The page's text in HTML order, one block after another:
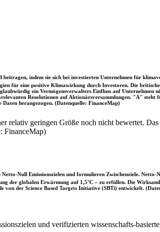
indem sie sich bei investierten Unternehmen für
für eine positive Klimawirkung durch Investoren. Die
ein Vermögensverwalters Einfluss auf
Resolutionen auf Aktionärsversammlungen. "A"
herangezogen. (Datenquelle: FinanceMap)
relativ geringen Größe noch nicht bewertet.
FinanceMap)
Null Emissionszielen und formulieren Zwischenziele. Netto-
der globalen Erwärmung auf 1,5°C – zu erfüllen. Die
der Science Based Targets Initiative (SBTi) entwickelt.
und verifizierten wissenschafts-